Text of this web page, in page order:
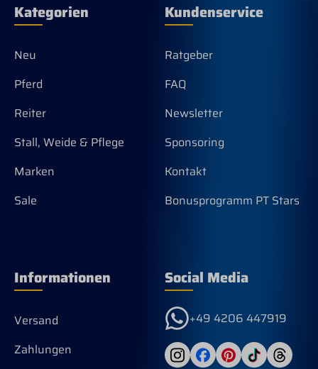
Kategorien
Neu
Pferd
Reiter
Stall, Weide & Pflege
Marken
Sale
Kundenservice
Ratgeber
FAQ
Newsletter
Sponsoring
Kontakt
Bonusprogramm PT Stars
Informationen
Versand
Zahlungen
Social Media
+49 4206 447919